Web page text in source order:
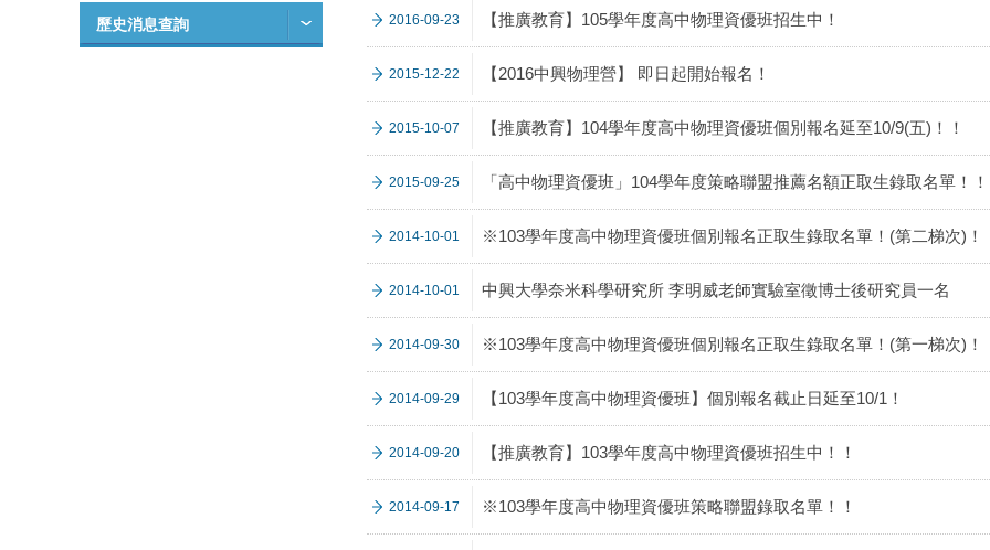
歷史消息查詢 2016-09-23 【推廣教育】105學年度高中物理資優班招生中！
2015-12-22 【2016中興物理營】 即日起開始報名！
2015-10-07 【推廣教育】104學年度高中物理資優班個別報名延至10/9(五)！！
2015-09-25 「高中物理資優班」104學年度策略聯盟推薦名額正取生錄取名單！！
2014-10-01 ※103學年度高中物理資優班個別報名正取生錄取名單！(第二梯次)！
2014-10-01 中興大學奈米科學研究所 李明威老師實驗室徵博士後研究員一名
2014-09-30 ※103學年度高中物理資優班個別報名正取生錄取名單！(第一梯次)！
2014-09-29 【103學年度高中物理資優班】個別報名截止日延至10/1！
2014-09-20 【推廣教育】103學年度高中物理資優班招生中！！
2014-09-17 ※103學年度高中物理資優班策略聯盟錄取名單！！